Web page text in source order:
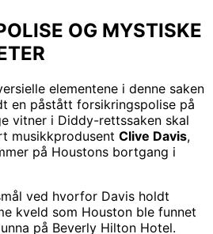
OG MYSTISKE
elementene i denne saken
en påstått forsikringspolise på
vitner i Diddy-rettssaken skal
musikkprodusent Clive Davis,
på Houstons bortgang i
ved hvorfor Davis holdt
kveld som Houston ble funnet
på Beverly Hilton Hotel.